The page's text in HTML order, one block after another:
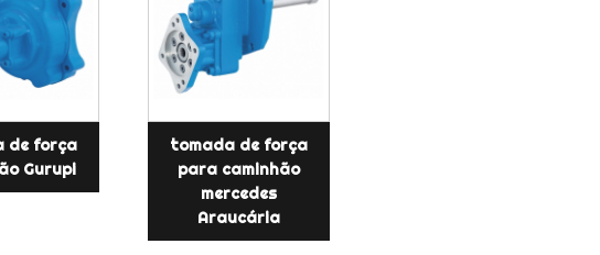
de força
Gurupi
tomada de força
para caminhão
mercedes
Araucária